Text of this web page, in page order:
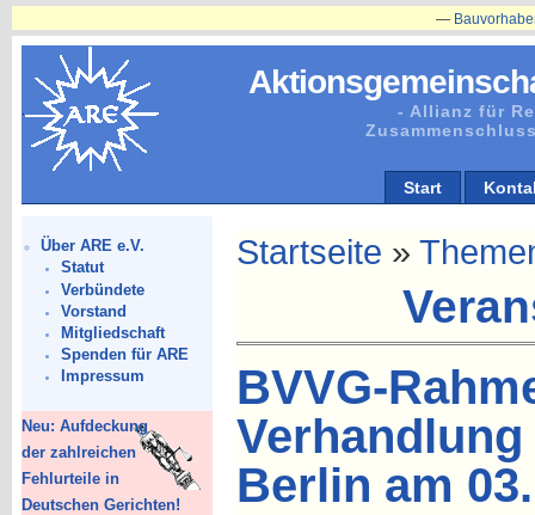
- Allianz für
Start
Über ARE e.V.
Statut
Verbündete
Vorstand
Mitgliedschaft
Spenden für ARE
Impressum
Neu: Aufdeckung
der zahlreichen
Fehlurteile in
Deutschen Gerichten!
Bauvorhaben in
Startseite »
BVVG-
Berlin am